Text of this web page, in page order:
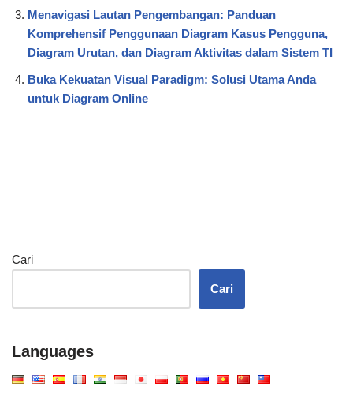
Menavigasi Lautan Pengembangan: Panduan
Komprehensif Penggunaan Diagram Kasus Pengguna,
Diagram Urutan, dan Diagram Aktivitas dalam Sistem TI
Buka Kekuatan Visual Paradigm: Solusi Utama Anda
untuk Diagram Online
Cari
Cari
Languages